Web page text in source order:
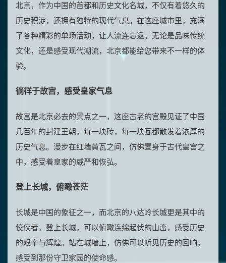
北京，作为中国的首都和历史文化名城，不仅有着悠久的
历史积淀，还拥有独特的现代气息。在这座城市里，充满
了各种精彩的单场活动，让人流连忘返。无论是品味传统
文化，还是感受现代潮流，北京都能给您带来不一样的体
验。
徜徉于故宫，感受皇家气息
故宫是北京必去的景点之一，这座古老的宫殿见证了中国
几百年的封建王朝，每一块砖，每一块瓦都散发着浓厚的
历史气息。漫步在红墙黄瓦之间，仿佛置身于古代皇宫之
中，感受着皇家的威严和恢弘。
登上长城，俯瞰苍茫
长城是中国的象征之一，而北京的八达岭长城更是其中的
佼佼者。登上长城，可以俯瞰连绵起伏的山峦，感受历史
的艰辛与辉煌。站在城墙上，仿佛可以听见历史的回响，
感受到那份守卫家园的使命感。